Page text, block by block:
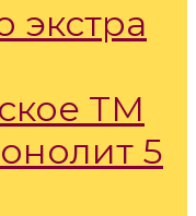
экстра
ТМ
5